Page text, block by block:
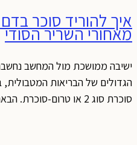
איך להוריד סוכר
מאחורי השריר הסודי
ישיבה ממושכת מול המחשב
הגדולים של הבריאות
סוכרת סוג 2 או טרום-סוכרת. הבאתי לכם